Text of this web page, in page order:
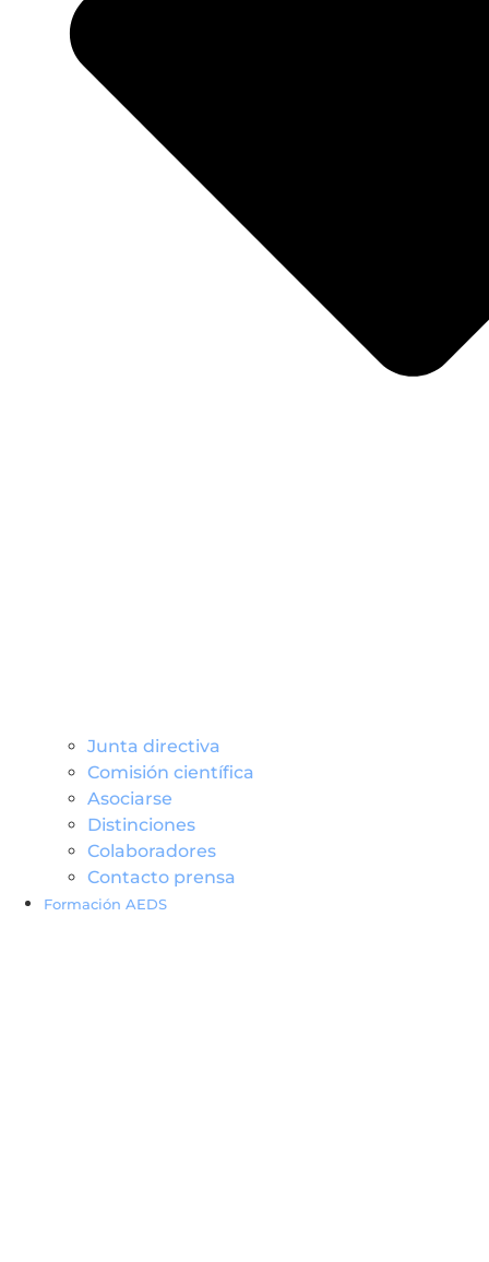
Junta directiva
Comisión científica
Asociarse
Distinciones
Colaboradores
Contacto prensa
Formación AEDS